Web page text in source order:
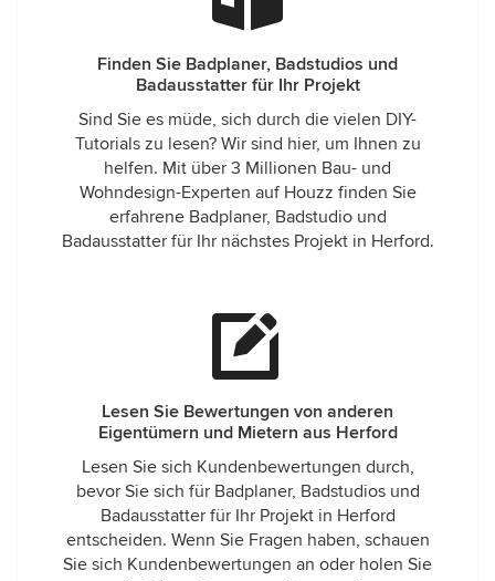
Finden Sie Badplaner, Badstudios und
Badausstatter für Ihr Projekt
Sind Sie es müde, sich durch die vielen DIY-
Tutorials zu lesen? Wir sind hier, um Ihnen zu
helfen. Mit über 3 Millionen Bau- und
Wohndesign-Experten auf Houzz finden Sie
erfahrene Badplaner, Badstudio und
Badausstatter für Ihr nächstes Projekt in Herford.
Lesen Sie Bewertungen von anderen
Eigentümern und Mietern aus Herford
Lesen Sie sich Kundenbewertungen durch,
bevor Sie sich für Badplaner, Badstudios und
Badausstatter für Ihr Projekt in Herford
entscheiden. Wenn Sie Fragen haben, schauen
Sie sich Kundenbewertungen an oder holen Sie